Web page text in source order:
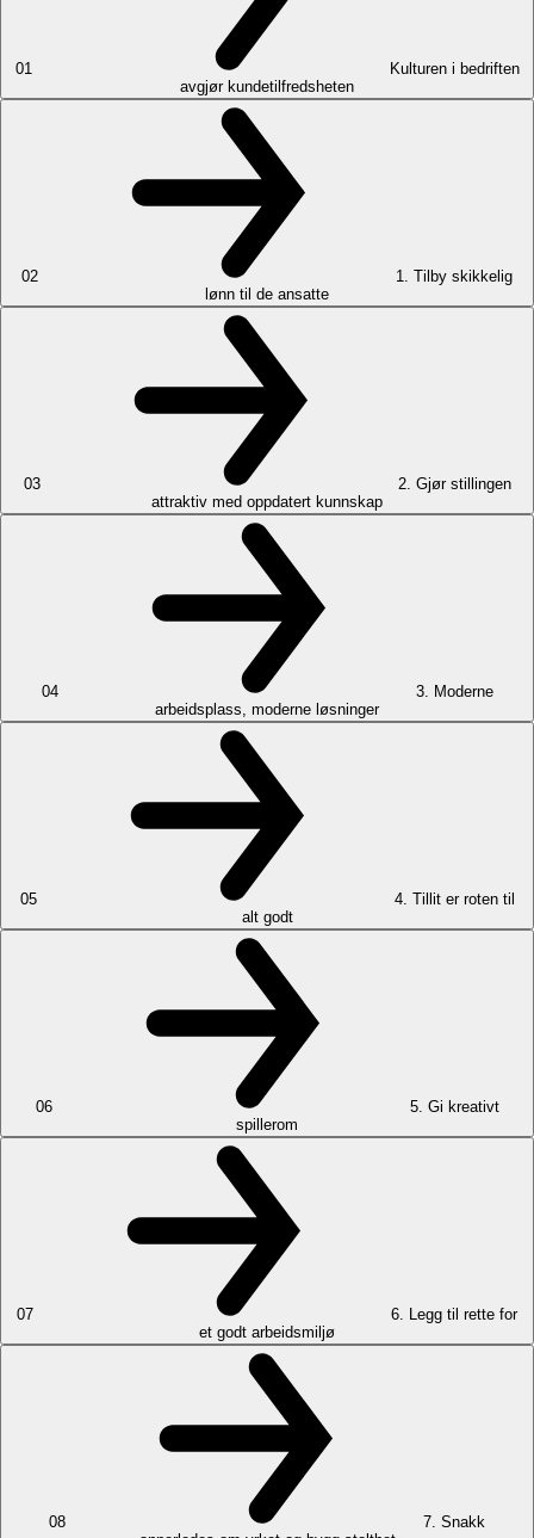
01
Kulturen i bedriften
avgjør kundetilfredsheten
02
1. Tilby skikkelig
lønn til de ansatte
03
2. Gjør stillingen
attraktiv med oppdatert kunnskap
04
3. Moderne
arbeidsplass, moderne løsninger
05
4. Tillit er roten til
alt godt
06
5. Gi kreativt
spillerom
07
6. Legg til rette for
et godt arbeidsmiljø
08
7. Snakk